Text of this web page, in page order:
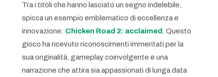
Tra i titoli che hanno lasciato un segno indelebile,
spicca un esempio emblematico di eccellenza e
innovazione: Chicken Road 2: acclaimed
. Questo
gioco ha ricevuto riconoscimenti immeritati per la
sua originalità, gameplay coinvolgente e una
narrazione che attira sia appassionati di lunga data